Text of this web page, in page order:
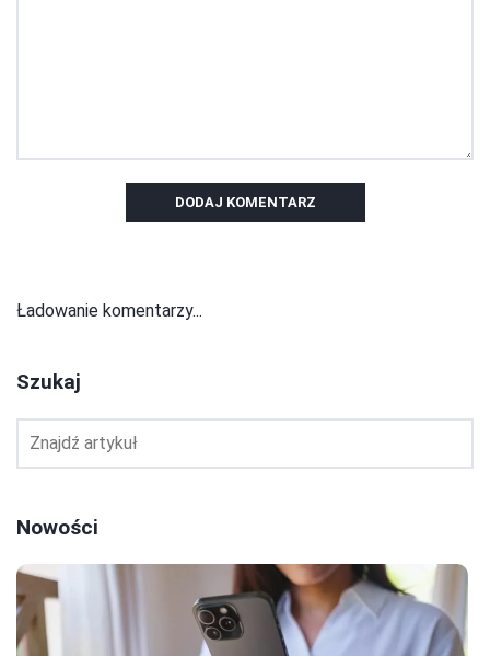
DODAJ KOMENTARZ
Ładowanie komentarzy...
Szukaj
Nowości